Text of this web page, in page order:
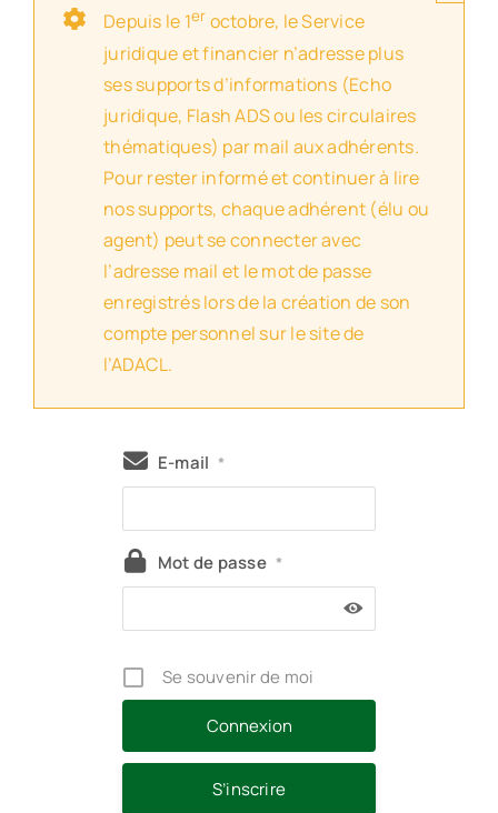
Depuis le 1er octobre, le Service
juridique et financier n’adresse plus
ses supports d’informations (Echo
juridique, Flash ADS ou les circulaires
thématiques) par mail aux adhérents.
Pour rester informé et continuer à lire
nos supports, chaque adhérent (élu ou
agent) peut se connecter avec
l’adresse mail et le mot de passe
enregistrés lors de la création de son
compte personnel sur le site de
l’ADACL.
E-mail *
Mot de passe *
Se souvenir de moi
S’inscrire